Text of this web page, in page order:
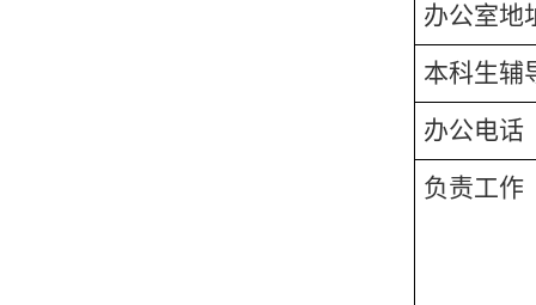
办公室地
本科生辅
办公电话
负责工作